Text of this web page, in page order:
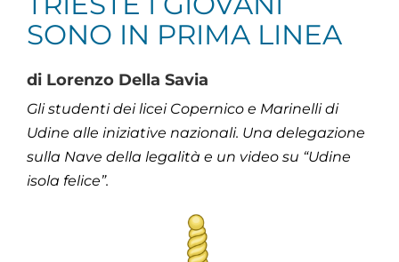
SONO IN PRIMA LINEA
di Lorenzo Della Savia
Gli studenti dei licei Copernico e Marinelli di
Udine alle iniziative nazionali. Una delegazione
sulla Nave della legalità e un video su “Udine
isola felice”.